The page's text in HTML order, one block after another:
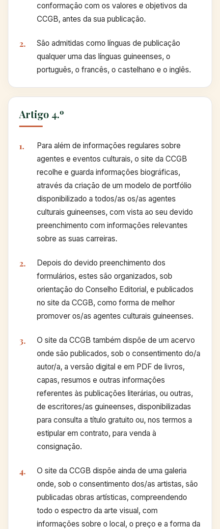
conformação com os valores e objetivos da
CCGB, antes da sua publicação.
São admitidas como línguas de publicação
qualquer uma das línguas guineenses, o
português, o francês, o castelhano e o inglês.
Artigo 4.º
Para além de informações regulares sobre
agentes e eventos culturais, o site da CCGB
recolhe e guarda informações biográficas,
através da criação de um modelo de portfólio
disponibilizado a todos/as os/as agentes
culturais guineenses, com vista ao seu devido
preenchimento com informações relevantes
sobre as suas carreiras.
Depois do devido preenchimento dos
formulários, estes são organizados, sob
orientação do Conselho Editorial, e publicados
no site da CCGB, como forma de melhor
promover os/as agentes culturais guineenses.
O site da CCGB também dispõe de um acervo
onde são publicados, sob o consentimento do/a
autor/a, a versão digital e em PDF de livros,
capas, resumos e outras informações
referentes às publicações literárias, ou outras,
de escritores/as guineenses, disponibilizadas
para consulta a título gratuito ou, nos termos a
estipular em contrato, para venda à
consignação.
O site da CCGB dispõe ainda de uma galeria
onde, sob o consentimento dos/as artistas, são
publicadas obras artísticas, compreendendo
todo o espectro da arte visual, com
informações sobre o local, o preço e a forma da